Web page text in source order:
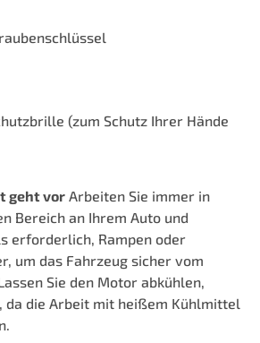
(zum Schutz Ihrer Hände
geht vor Arbeiten Sie immer in
Bereich an Ihrem Auto und
erforderlich, Rampen oder
um das Fahrzeug sicher vom
Sie den Motor abkühlen,
da die Arbeit mit heißem Kühlmittel